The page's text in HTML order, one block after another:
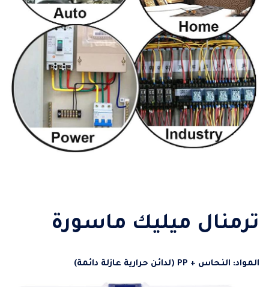
ترمنال ميليك ماسورة
المواد: النحاس + PP (لدائن حرارية عازلة دائمة)